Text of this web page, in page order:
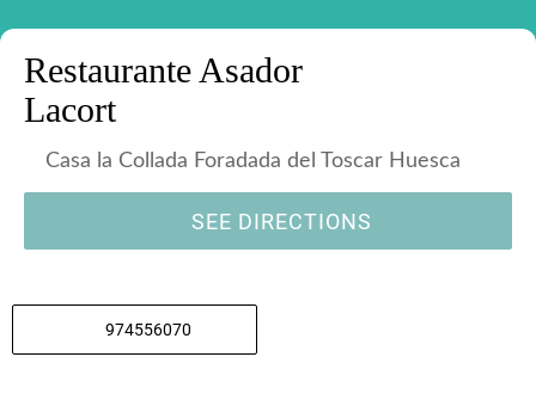
Restaurante Asador
Lacort
Casa la Collada Foradada del Toscar Huesca
SEE DIRECTIONS
974556070